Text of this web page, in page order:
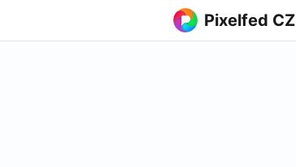
Pixelfed CZ